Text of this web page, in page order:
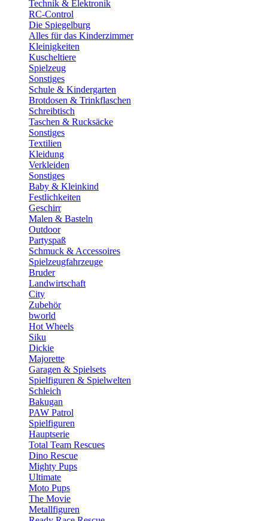
Technik & Elektronik
RC-Control
Die Spiegelburg
Alles für das Kinderzimmer
Kleinigkeiten
Kuscheltiere
Spielzeug
Sonstiges
Schule & Kindergarten
Brotdosen & Trinkflaschen
Schreibtisch
Taschen & Rucksäcke
Sonstiges
Textilien
Kleidung
Verkleiden
Sonstiges
Baby & Kleinkind
Festlichkeiten
Geschirr
Malen & Basteln
Outdoor
Partyspaß
Schmuck & Accessoires
Spielzeugfahrzeuge
Bruder
Landwirtschaft
City
Zubehör
bworld
Hot Wheels
Siku
Dickie
Majorette
Garagen & Spielsets
Spielfiguren & Spielwelten
Schleich
Bakugan
PAW Patrol
Spielfiguren
Hauptserie
Total Team Rescues
Dino Rescue
Mighty Pups
Ultimate
Moto Pups
The Movie
Metallfiguren